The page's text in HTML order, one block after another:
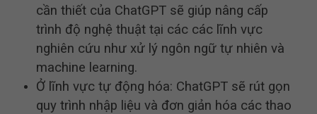
cần thiết của ChatGPT sẽ giúp nâng cấp
trình độ nghệ thuật tại các các lĩnh vực
nghiên cứu như xử lý ngôn ngữ tự nhiên và
machine learning.
Ở lĩnh vực tự động hóa: ChatGPT sẽ rút gọn
quy trình nhập liệu và đơn giản hóa các thao